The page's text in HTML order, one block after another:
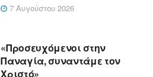
7 Αυγούστου 2026
«Προσευχόμενοι στην
Παναγία, συναντάμε τον
Χριστό»